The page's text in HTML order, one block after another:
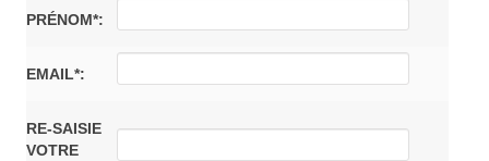
PRÉNOM*:
EMAIL*:
RE-SAISIE
VOTRE